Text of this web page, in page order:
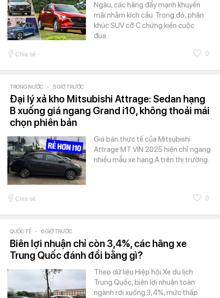
Ngâu, các hãng đẩy mạnh khuyến
mãi nhằm kích cầu. Trong đó, phân
khúc SUV cỡ C chứng kiến cuộc
đua…
Chia sẻ 0
TRONG NƯỚC - 5 GIỜ TRƯỚC
Đại lý xả kho Mitsubishi Attrage: Sedan hạng
B xuống giá ngang Grand i10, không thoải mái
chọn phiên bản
Giá bán thực tế của Mitsubishi
Attrage MT VIN 2025 hiện chỉ ngang
nhiều mẫu xe hạng A trên thị trường.
Chia sẻ 0
QUỐC TẾ - 6 GIỜ TRƯỚC
Biên lợi nhuận chỉ còn 3,4%, các hãng xe
Trung Quốc đánh đổi bằng gì?
Theo dữ liệu Hiệp hội Xe du lịch
Trung Quốc, biên lợi nhuận toàn
ngành rơi xuống 3,4%, mức thấp